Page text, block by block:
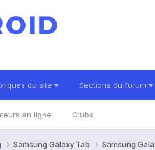
du site Sections du forum
en ligne Clubs
Samsung Galaxy Tab Samsung